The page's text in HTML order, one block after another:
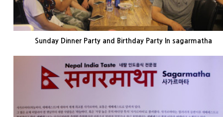
Sunday Dinner Party and Birthday Party In sagarmatha